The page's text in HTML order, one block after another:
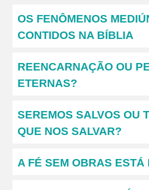
OS FENÔMENOS
CONTIDOS NA BÍBLIA
REENCARNAÇÃO OU
ETERNAS?
SEREMOS SALVOS OU
QUE NOS SALVAR?
A FÉ SEM OBRAS ESTÁ